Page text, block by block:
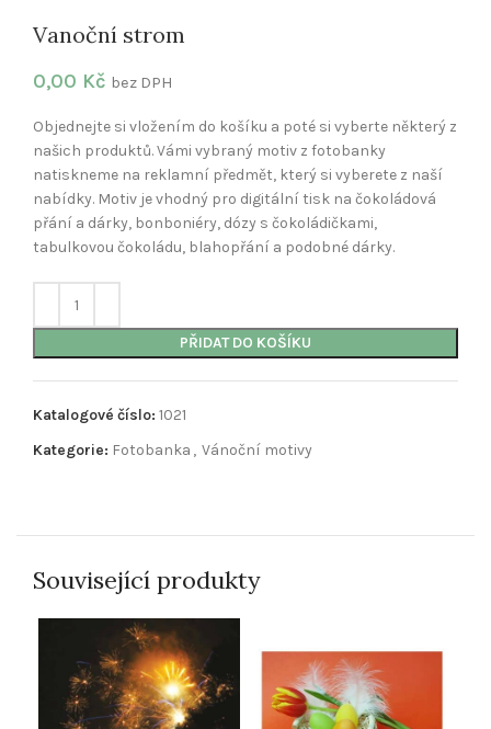
Vanoční strom
0,00 Kč bez DPH
Objednejte si vložením do košíku a poté si vyberte některý z
našich produktů. Vámi vybraný motiv z fotobanky
natiskneme na reklamní předmět, který si vyberete z naší
nabídky. Motiv je vhodný pro digitální tisk na čokoládová
přání a dárky, bonboniéry, dózy s čokoládičkami,
tabulkovou čokoládu, blahopřání a podobné dárky.
PŘIDAT DO KOŠÍKU
Katalogové číslo: 1021
Kategorie: Fotobanka , Vánoční motivy
Související produkty